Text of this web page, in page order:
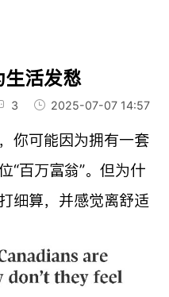
“百万富翁” 为生活发愁
3 2025-07-07 14:57
你可能因为拥有一套
“百万富翁”。但为什
细算，并感觉离舒适